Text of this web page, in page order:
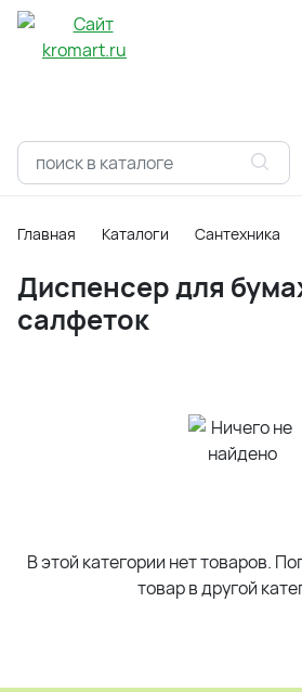
Главная Каталоги Сантехника
Диспенсер для
салфеток
В этой категории нет товаров.
товар в другой